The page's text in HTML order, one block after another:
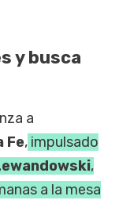
y busca
a
Fe, impulsado
,
a la mesa